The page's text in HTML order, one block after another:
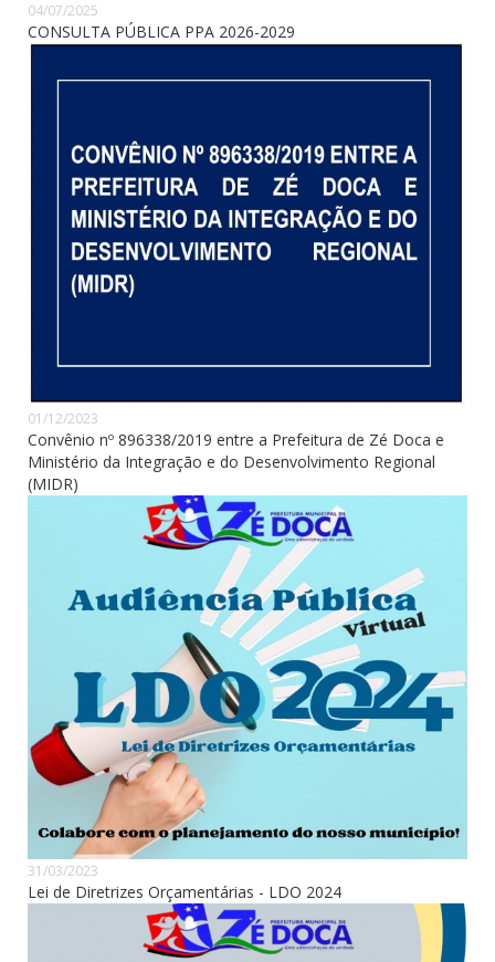
04/07/2025
CONSULTA PÚBLICA PPA 2026-2029
01/12/2023
Convênio nº 896338/2019 entre a Prefeitura de Zé Doca e
Ministério da Integração e do Desenvolvimento Regional
(MIDR)
31/03/2023
Lei de Diretrizes Orçamentárias - LDO 2024